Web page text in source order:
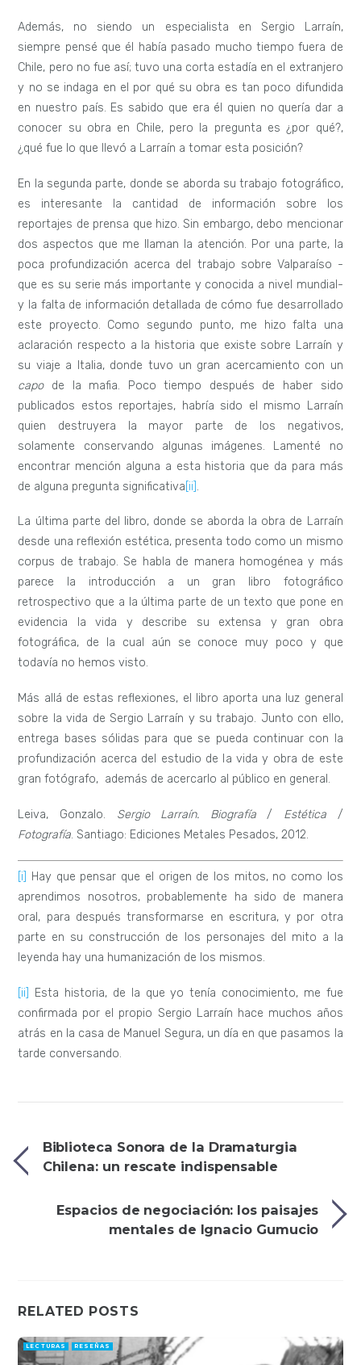
Además, no siendo un especialista en Sergio Larraín,
siempre pensé que él había pasado mucho tiempo fuera de
Chile, pero no fue así; tuvo una corta estadía en el extranjero
y no se indaga en el por qué su obra es tan poco difundida
en nuestro país. Es sabido que era él quien no quería dar a
conocer su obra en Chile, pero la pregunta es ¿por qué?,
¿qué fue lo que llevó a Larraín a tomar esta posición?
En la segunda parte, donde se aborda su trabajo fotográfico,
es interesante la cantidad de información sobre los
reportajes de prensa que hizo. Sin embargo, debo mencionar
dos aspectos que me llaman la atención. Por una parte, la
poca profundización acerca del trabajo sobre Valparaíso -
que es su serie más importante y conocida a nivel mundial-
y la falta de información detallada de cómo fue desarrollado
este proyecto. Como segundo punto, me hizo falta una
aclaración respecto a la historia que existe sobre Larraín y
su viaje a Italia, donde tuvo un gran acercamiento con un
capode la mafia. Poco tiempo después de haber sido
publicados estos reportajes, habría sido el mismo Larraín
quien destruyera la mayor parte de los negativos,
solamente conservando algunas imágenes. Lamenté no
encontrar mención alguna a esta historia que da para más
de alguna pregunta significativa [ii] .
La última parte del libro, donde se aborda la obra de Larraín
desde una reflexión estética, presenta todo como un mismo
corpus de trabajo. Se habla de manera homogénea y más
parece la introducción a un gran libro fotográfico
retrospectivo que a la última parte de un texto que pone en
evidencia la vida y describe su extensa y gran obra
fotográfica, de la cual aún se conoce muy poco y que
todavía no hemos visto.
Más allá de estas reflexiones, el libro aporta una luz general
sobre la vida de Sergio Larraín y su trabajo. Junto con ello,
entrega bases sólidas para que se pueda continuar con la
profundización acerca del estudio de la vida y obra de este
gran fotógrafo, además de acercarlo al público en general.
Leiva, Gonzalo. Sergio Larraín. Biografía/ Estética /
Fotografía. Santiago: Ediciones Metales Pesados, 2012.
[i]
Hay que pensar que el origen de los mitos, no como los
aprendimos nosotros, probablemente ha sido de manera
oral, para después transformarse en escritura, y por otra
parte en su construcción de los personajes del mito a la
leyenda hay una humanización de los mismos.
[ii]
Esta historia, de la que yo tenía conocimiento, me fue
confirmada por el propio Sergio Larraín hace muchos años
atrás en la casa de Manuel Segura, un día en que pasamos la
tarde conversando.
Biblioteca Sonora de la Dramaturgia
Chilena: un rescate indispensable
Espacios de negociación: los paisajes
mentales de Ignacio Gumucio
RELATED POSTS
LECTURAS RESEÑAS